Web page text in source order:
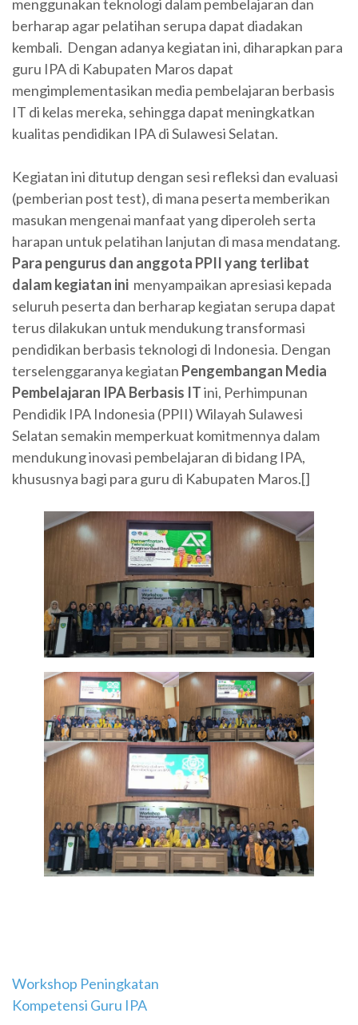
menggunakan teknologi dalam pembelajaran dan
berharap agar pelatihan serupa dapat diadakan
kembali. Dengan adanya kegiatan ini, diharapkan para
guru IPA di Kabupaten Maros dapat
mengimplementasikan media pembelajaran berbasis
IT di kelas mereka, sehingga dapat meningkatkan
kualitas pendidikan IPA di Sulawesi Selatan.
Kegiatan ini ditutup dengan sesi refleksi dan evaluasi
(pemberian post test), di mana peserta memberikan
masukan mengenai manfaat yang diperoleh serta
harapan untuk pelatihan lanjutan di masa mendatang.
Para pengurus dan anggota PPII yang terlibat
dalam kegiatan ini menyampaikan apresiasi kepada
seluruh peserta dan berharap kegiatan serupa dapat
terus dilakukan untuk mendukung transformasi
pendidikan berbasis teknologi di Indonesia. Dengan
terselenggaranya kegiatan Pengembangan Media
Pembelajaran IPA Berbasis ITini, Perhimpunan
Pendidik IPA Indonesia (PPII) Wilayah Sulawesi
Selatan semakin memperkuat komitmennya dalam
mendukung inovasi pembelajaran di bidang IPA,
khususnya bagi para guru di Kabupaten Maros.[]
Navigasi
Workshop Peningkatan
Kompetensi Guru IPA